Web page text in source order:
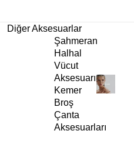
Diğer Aksesuarlar
Şahmeran
Halhal
Vücut
Aksesuarı
Kemer
Broş
Çanta
Aksesuarları